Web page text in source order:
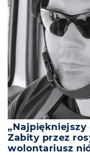
„Najpiękniejszy
Zabity przez
wolontariusz